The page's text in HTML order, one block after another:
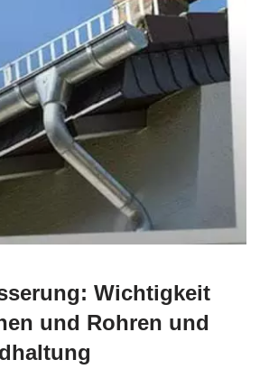
Wichtigkeit
und Rohren und